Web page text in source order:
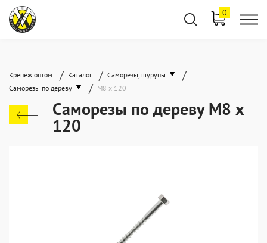
0
Крепёж оптом / Каталог / Саморезы, шурупы /
Саморезы по дереву / М8 х 120
Саморезы по дереву М8 х
120